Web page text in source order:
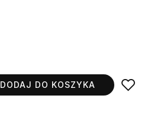
DODAJ DO KOSZYKA